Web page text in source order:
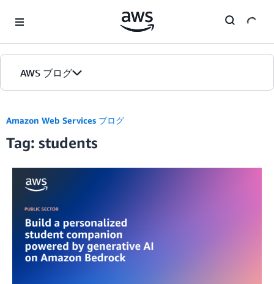
AWS ブログ
カテゴリ
エディション
Amazon Web Services ブログ
Tag: students